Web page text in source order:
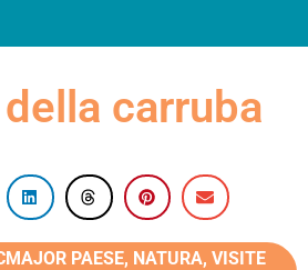
carruba
PAESE, NATURA, VISITE